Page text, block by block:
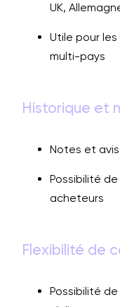
UK,
Utile pour
multi-pays
Historique et
Notes et
Possibilité
acheteurs
Flexibilité de
Possibilité